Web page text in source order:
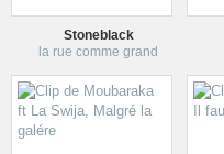
Stoneblack
la rue comme grand